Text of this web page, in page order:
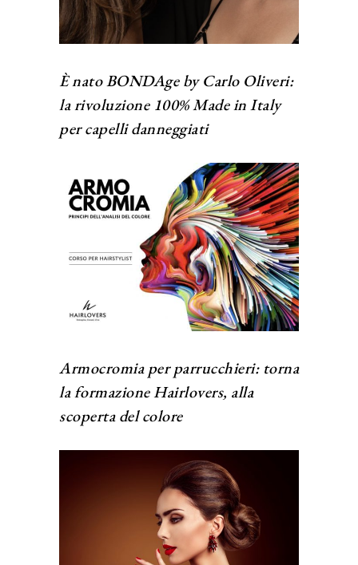
È nato BONDAge by Carlo Oliveri:
la rivoluzione 100% Made in Italy
per capelli danneggiati
Armocromia per parrucchieri: torna
la formazione Hairlovers, alla
scoperta del colore